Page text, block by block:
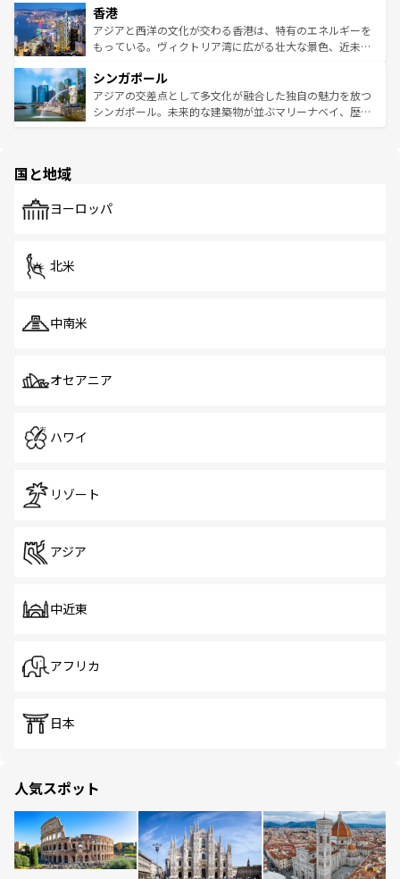
とつ。フォーやバインミー、ベトナムコーヒーなどは、ぜ
ひ現地で味わいたい。どの地域を訪れてもあたたかい人々
が旅行者を迎えてくれるので、きっと忘れられない旅にな
参照してほしい。
の活気が交差している。北部ではチェンマイなどの山岳地
帯で自然と触れ合い、南部ではプーケットやクラビの美し
いビーチでリゾート気分を楽しむことができる。タイ料理
激する。気候は一年中温暖で、どの季節にも異なる楽しみ
が待っている。親しみやすいタイの人々、仏教を中心とし
た文化、そして多様な観光資源が、訪れる旅人を魅了し続
香港
アジアと西洋の文化が交わる香港は、特有のエネルギーを
もっている。ヴィクトリア湾に広がる壮大な景色、近未来
み、どこを訪れても感動するはず。観光スポットが密集し
ており、効率よく見どころを回れるのも魅力。息をのむよ
うな絶景から文化的な体験まで、香港を存分に楽しみ尽く
シンガポール
アジアの交差点として多文化が融合した独自の魅力を放つ
シンガポール。未来的な建築物が並ぶマリーナベイ、歴史
で、ホーカーズは地元の風情を楽しめる外せないスポット
国と地域
ヨーロッパ
北米
中南米
オセアニア
ハワイ
リゾート
アジア
中近東
アフリカ
日本
人気スポット